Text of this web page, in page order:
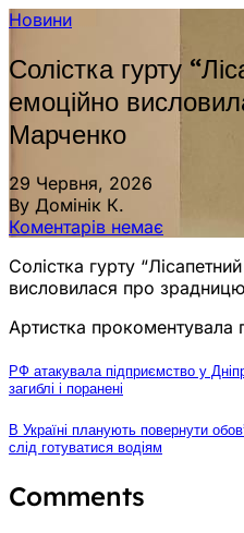
Новини
Солістка гурту
емоційно
Марченко
29 Червня, 2026
By Домінік К.
Коментарів немає
Солістка гурту
висловилася про
Артистка прокоментувала
РФ атакувала підприємство у
загиблі і поранені
В Україні планують повернути
слід готуватися водіям
Comments